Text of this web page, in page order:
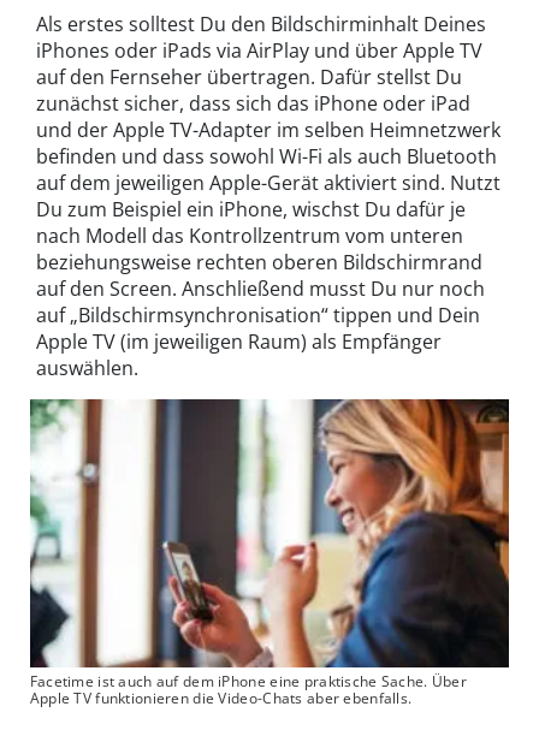
Als erstes solltest Du den Bildschirminhalt Deines
iPhones oder iPads via AirPlay und über Apple TV
auf den Fernseher übertragen. Dafür stellst Du
zunächst sicher, dass sich das iPhone oder iPad
und der Apple TV-Adapter im selben Heimnetzwerk
befinden und dass sowohl Wi-Fi als auch Bluetooth
auf dem jeweiligen Apple-Gerät aktiviert sind. Nutzt
Du zum Beispiel ein iPhone, wischst Du dafür je
nach Modell das Kontrollzentrum vom unteren
beziehungsweise rechten oberen Bildschirmrand
auf den Screen. Anschließend musst Du nur noch
auf „Bildschirmsynchronisation“ tippen und Dein
Apple TV (im jeweiligen Raum) als Empfänger
auswählen.
Facetime ist auch auf dem iPhone eine praktische Sache. Über
Apple TV funktionieren die Video-Chats aber ebenfalls.